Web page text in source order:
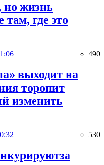
но жизнь
там, где это
490
выходит на
торопит
изменить
530